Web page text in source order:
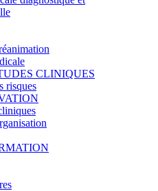
CLINIQUES
risques